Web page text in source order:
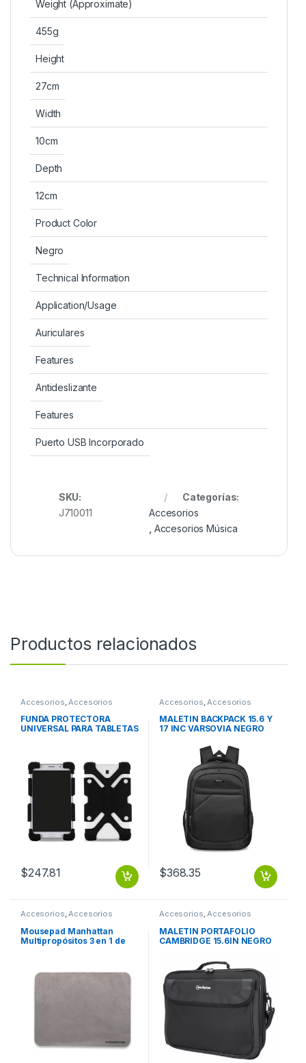
Weight (Approximate)
455g
Height
27cm
Width
10cm
Depth
12cm
Product Color
Negro
Technical Information
Application/Usage
Auriculares
Features
Antideslizante
Features
Puerto USB Incorporado
SKU:
J710011
Categorías:
Accesorios
Accesorios Música
Productos relacionados
Accesorios Accesorios
Almacenamiento
FUNDA PROTECTORA
UNIVERSAL PARA TABLETAS
DE 8 9 Y 12 DE SILICON NEG
$247.81
Accesorios Accesorios
Notebook / Tablet
MALETIN BACKPACK 15.6 Y
17 INC VARSOVIA NEGRO
$368.35
Accesorios,Accesorios
Mousepad Manhattan
Multipropósitos 3 en 1 de
Accesorios,Accesorios
Notebook / Tablet
MALETIN PORTAFOLIO
CAMBRIDGE 15.6IN NEGRO